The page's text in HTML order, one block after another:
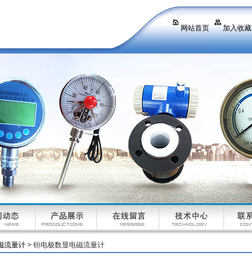
网站首页 加入收藏
流量计 > 钽电极数显电磁流量计